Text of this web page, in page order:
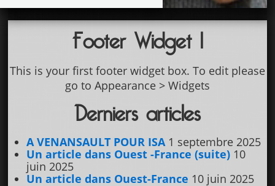
Footer Widget 1
This is your first footer widget box. To edit please
go to Appearance > Widgets
Derniers articles
A VENANSAULT POUR ISA 1 septembre 2025
Un article dans Ouest -France (suite) 10
juin 2025
Un article dans Ouest-France 10 juin 2025